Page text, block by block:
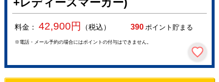
+レディースマーカー)
料金： 42,900円 （税込） 390ポイント貯まる
※電話・メール予約の場合にはポイントの付与はできません。